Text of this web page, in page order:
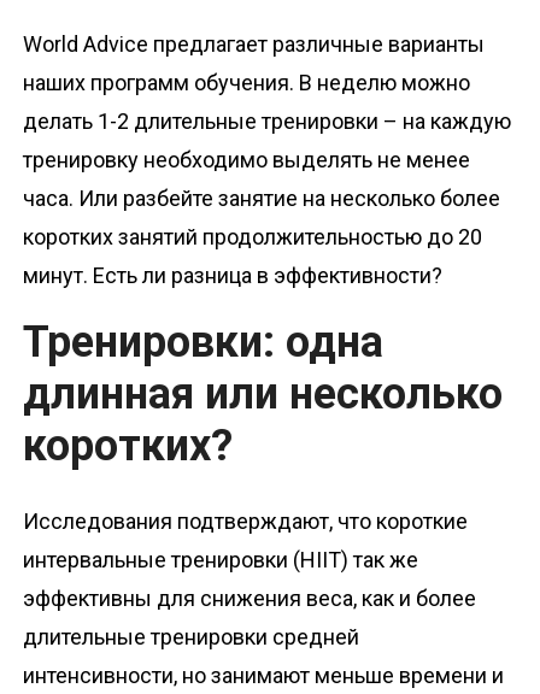
World Advice предлагает различные варианты
наших программ обучения. В неделю можно
делать 1-2 длительные тренировки – на каждую
тренировку необходимо выделять не менее
часа. Или разбейте занятие на несколько более
коротких занятий продолжительностью до 20
минут. Есть ли разница в эффективности?
Тренировки: одна
длинная или несколько
коротких?
Исследования подтверждают, что короткие
интервальные тренировки (HIIT) так же
эффективны для снижения веса, как и более
длительные тренировки средней
интенсивности, но занимают меньше времени и